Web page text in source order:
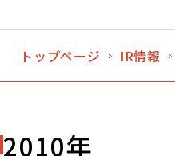
トップページ IR情報
2010年